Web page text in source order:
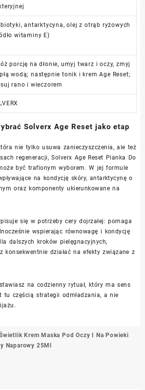
antarktycyna, olej z otrąb ryżowych
witaminy E)
porcję na dłonie, umyj twarz i oczy, zmyj
wodą; następnie tonik i krem Age Reset;
rano i wieczorem
Solverx Age Reset jako etap
nie tylko usuwa zanieczyszczenia, ale też
regeneracji, Solverx Age Reset Pianka Do
być trafionym wyborem. W jej formule
na kondycję skóry, antarktycynę o
oraz komponenty ukierunkowane na
się w potrzeby cery dojrzałej: pomaga
wspierając równowagę i kondycję
dalszych kroków pielęgnacyjnych,
konsekwentnie działać na efekty związane z
na codzienny rytuał, który ma sens
tu częścią strategii odmładzania, a nie
Krem Maska Pod Oczy I Na Powieki
Naparowy 25Ml